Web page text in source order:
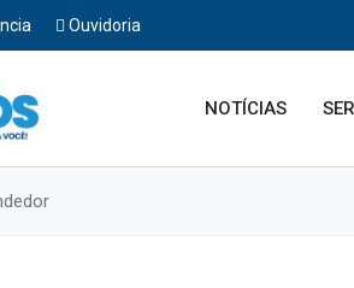
Ouvidoria
NOTÍCIAS